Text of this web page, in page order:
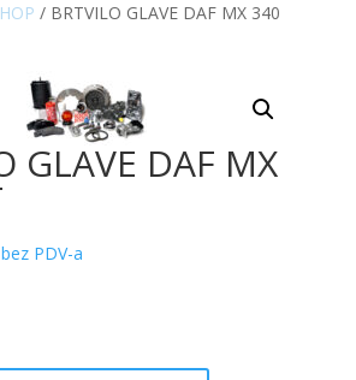
/ BRTVILO GLAVE DAF MX 340
GLAVE DAF MX
bez PDV-a